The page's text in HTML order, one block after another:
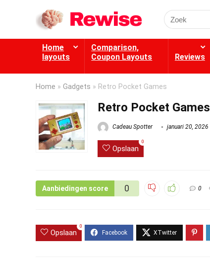
Search
for:
Home
layouts
Comparison,
Coupon Layouts
Reviews
Home » Gadgets » Retro Pocket Games
Retro Pocket Games
Cadeau Spotter januari 20, 2026
Opslaan
0
Aanbiedingen score 0 0
Opslaan
0